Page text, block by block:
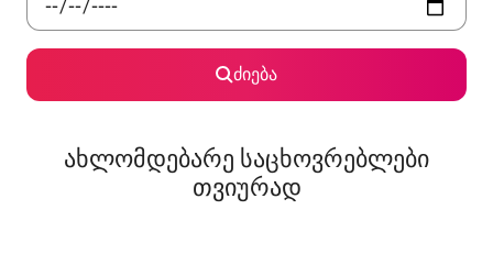
ძიება
ახლომდებარე საცხოვრებლები
თვიურად